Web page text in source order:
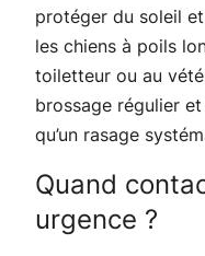
protéger du soleil
les chiens à poils
toiletteur ou au
brossage régulier
qu’un rasage
Quand
urgence ?